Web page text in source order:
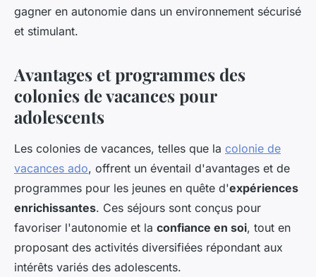
gagner en autonomie dans un environnement sécurisé
et stimulant.
Avantages et programmes des
colonies de vacances pour
adolescents
Les colonies de vacances, telles que la colonie de
vacances ado, offrent un éventail d'avantages et de
programmes pour les jeunes en quête d'expériences
enrichissantes. Ces séjours sont conçus pour
favoriser l'autonomie et la confiance en soi, tout en
proposant des activités diversifiées répondant aux
intérêts variés des adolescents.